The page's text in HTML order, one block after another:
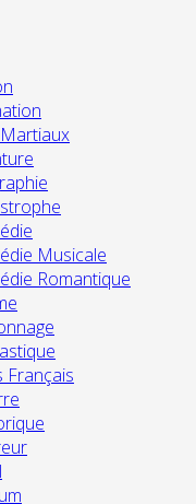
Musicale
Romantique
Français